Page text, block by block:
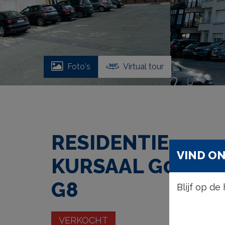
Foto's Virtual tour
RESIDENTIE
KURSAAL G002 +
G8
VERKOCHT
VIND
Blijf op de